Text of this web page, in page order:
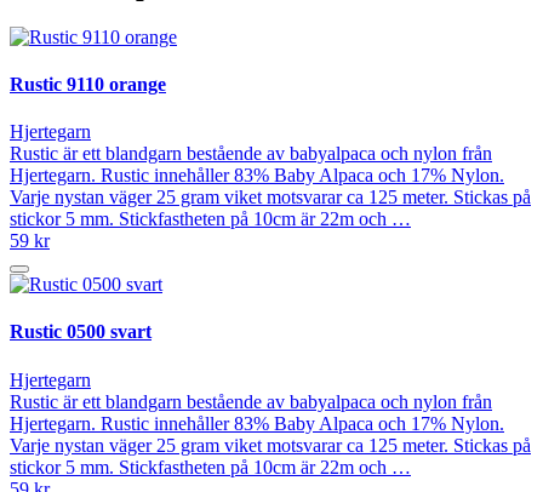
Rustic 9110 orange
Hjertegarn
Rustic är ett blandgarn bestående av babyalpaca och nylon från
Hjertegarn. Rustic innehåller 83% Baby Alpaca och 17% Nylon.
Varje nystan väger 25 gram viket motsvarar ca 125 meter. Stickas på
stickor 5 mm. Stickfastheten på 10cm är 22m och …
59 kr
Rustic 0500 svart
Hjertegarn
Rustic är ett blandgarn bestående av babyalpaca och nylon från
Hjertegarn. Rustic innehåller 83% Baby Alpaca och 17% Nylon.
Varje nystan väger 25 gram viket motsvarar ca 125 meter. Stickas på
stickor 5 mm. Stickfastheten på 10cm är 22m och …